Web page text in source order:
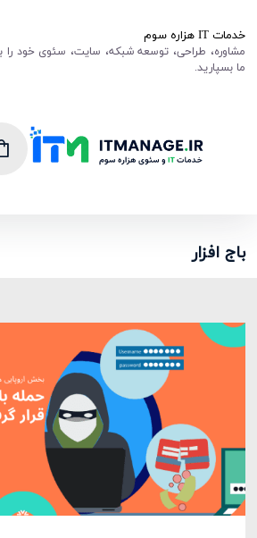
خدمات IT هزاره سوم
مشاوره، طراحی، توسعه شبکه، سایت، سئوی خود را
ما بسپارید.
باج افزار